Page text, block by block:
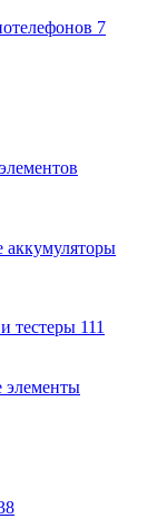
7
тестеры 111
элементы